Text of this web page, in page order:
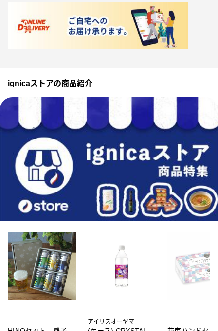
ignicaストアの商品紹介
アイリスオーヤマ